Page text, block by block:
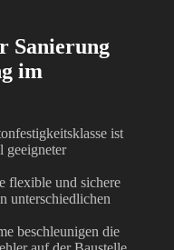
Sanierung
im
ist
geeigneter
flexible und sichere
unterschiedlichen
beschleunigen die